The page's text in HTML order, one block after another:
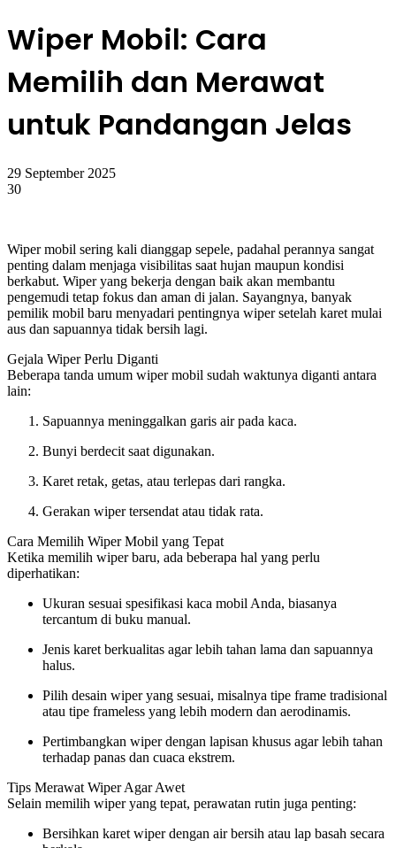
Wiper Mobil: Cara
Memilih dan Merawat
untuk Pandangan Jelas
29 September 2025
30
Wiper mobil sering kali dianggap sepele, padahal perannya sangat
penting dalam menjaga visibilitas saat hujan maupun kondisi
berkabut. Wiper yang bekerja dengan baik akan membantu
pengemudi tetap fokus dan aman di jalan. Sayangnya, banyak
pemilik mobil baru menyadari pentingnya wiper setelah karet mulai
aus dan sapuannya tidak bersih lagi.
Gejala Wiper Perlu Diganti
Beberapa tanda umum wiper mobil sudah waktunya diganti antara
lain:
Sapuannya meninggalkan garis air pada kaca.
Bunyi berdecit saat digunakan.
Karet retak, getas, atau terlepas dari rangka.
Gerakan wiper tersendat atau tidak rata.
Cara Memilih Wiper Mobil yang Tepat
Ketika memilih wiper baru, ada beberapa hal yang perlu
diperhatikan:
Ukuran sesuai spesifikasi kaca mobil Anda, biasanya
tercantum di buku manual.
Jenis karet berkualitas agar lebih tahan lama dan sapuannya
halus.
Pilih desain wiper yang sesuai, misalnya tipe frame tradisional
atau tipe frameless yang lebih modern dan aerodinamis.
Pertimbangkan wiper dengan lapisan khusus agar lebih tahan
terhadap panas dan cuaca ekstrem.
Tips Merawat Wiper Agar Awet
Selain memilih wiper yang tepat, perawatan rutin juga penting:
Bersihkan karet wiper dengan air bersih atau lap basah secara